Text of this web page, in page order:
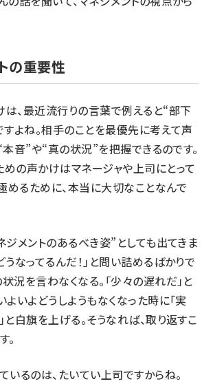
の重要性
、最近流行りの言葉で例えると“部下
すよね。相手のことを最優先に考えて声
本音”や“真の状況”を把握できるのです。
の声かけはマネージャや上司にとって
るために、本当に大切なことなんで
ジメントのあるべき姿”としても出てきま
うなってるんだ！」と問い詰めるばかりで
況を言わなくなる。「少々の遅れだ」と
よいよどうしようもなくなった時に「実
と白旗を上げる。そうなれば、取り返すこ
。
いるのは、たいてい上司ですからね。